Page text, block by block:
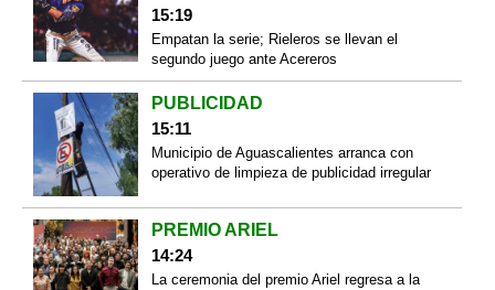
15:19
Empatan la serie; Rieleros se llevan el
segundo juego ante Acereros
PUBLICIDAD
15:11
Municipio de Aguascalientes arranca con
operativo de limpieza de publicidad irregular
PREMIO ARIEL
14:24
La ceremonia del premio Ariel regresa a la